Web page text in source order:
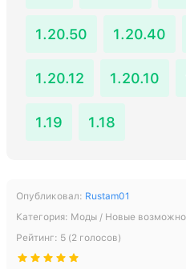
1.20.50 1.20.40
1.20.12 1.20.10
1.19 1.18
Опубликовал: Rustam01
Категория: Моды / Новые
Рейтинг: 5 (2 голосов)